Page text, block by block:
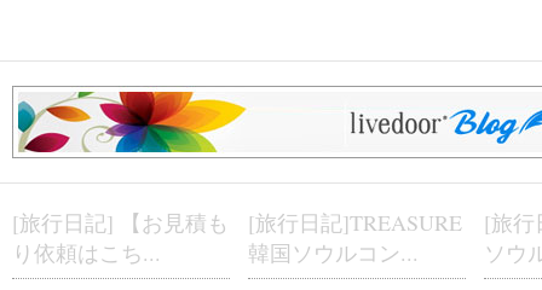
[旅行日記] 【お見積も
り依頼はこち...
[旅行日記]TREASURE
韓国ソウルコン...
[旅行
ソウ